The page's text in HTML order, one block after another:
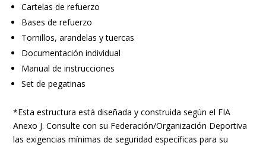
Cartelas de refuerzo
Bases de refuerzo
Tornillos, arandelas y tuercas
Documentación individual
Manual de instrucciones
Set de pegatinas
*Esta estructura está diseñada y construida según el FIA
Anexo J. Consulte con su Federación/Organización Deportiva
las exigencias mínimas de seguridad específicas para su